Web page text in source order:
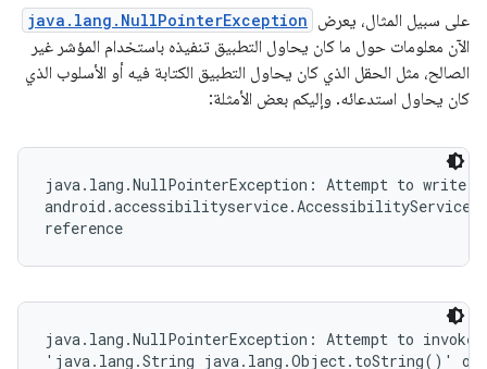
على سبيل المثال، يعرض java.lang.NullPointerException
الآن معلومات حول ما كان يحاول التطبيق تنفيذه باستخدام المؤشر غير
الصالح، مثل الحقل الذي كان يحاول التطبيق الكتابة فيه أو الأسلوب الذي
كان يحاول استدعائه. وإليكم بعض الأمثلة:
java.lang.NullPointerException: Attempt to
reference
java.lang.NullPointerException: Attempt to invoke
'java.lang.String java.lang.Object.toString()' on